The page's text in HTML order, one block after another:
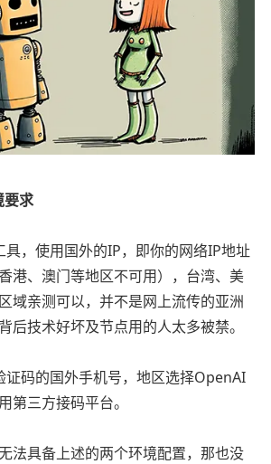
要求
具，使用国外的IP，即你的网络IP地址
港、澳门等地区不可用），台湾、美
域亲测可以，并不是网上流传的亚洲
后技术好坏及节点用的人太多被禁。
证码的国外手机号，地区选择OpenAI
第三方接码平台。
法具备上述的两个环境配置，那也没